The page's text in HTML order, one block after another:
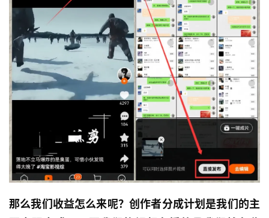
那么我们收益怎么来呢？ 创作者分成计划是我们的主